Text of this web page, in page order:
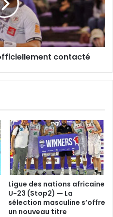
contacté
Ligue des nations africaine
U-23 (Stop2) — La
sélection masculine s’offre
un nouveau titre